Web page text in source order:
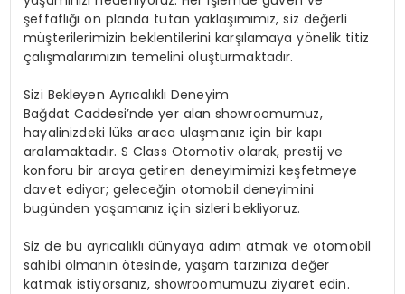
şeffaflığı ön planda tutan yaklaşımımız, siz değerli
müşterilerimizin beklentilerini karşılamaya yönelik titiz
çalışmalarımızın temelini oluşturmaktadır.
Sizi Bekleyen Ayrıcalıklı Deneyim
Bağdat Caddesi’nde yer alan showroomumuz,
hayalinizdeki lüks araca ulaşmanız için bir kapı
aralamaktadır. S Class Otomotiv olarak, prestij ve
konforu bir araya getiren deneyimimizi keşfetmeye
davet ediyor; geleceğin otomobil deneyimini
bugünden yaşamanız için sizleri bekliyoruz.
Siz de bu ayrıcalıklı dünyaya adım atmak ve otomobil
sahibi olmanın ötesinde, yaşam tarzınıza değer
katmak istiyorsanız, showroomumuzu ziyaret edin.